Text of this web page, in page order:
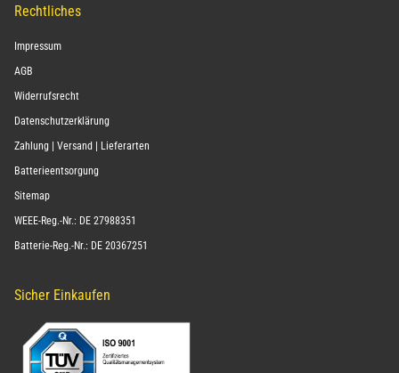
Rechtliches
Impressum
AGB
Widerrufsrecht
Datenschutzerklärung
Zahlung | Versand | Lieferarten
Batterieentsorgung
Sitemap
WEEE-Reg.-Nr.: DE 27988351
Batterie-Reg.-Nr.: DE 20367251
Sicher Einkaufen